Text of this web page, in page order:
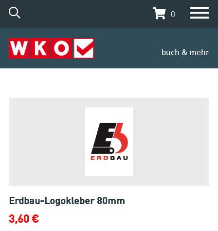
0
buch & mehr
Erdbau-Logokleber 80mm
3,60 €